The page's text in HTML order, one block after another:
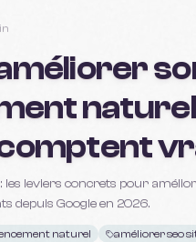
naturel
les leviers concrets pour
depuis Google en 2026.
naturel
améliorer seo